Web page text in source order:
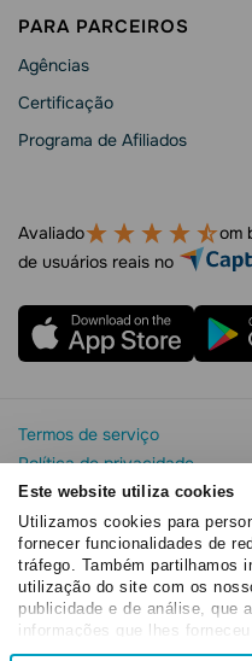
Este website utiliza cookies
Utilizamos cookies para
fornecer funcionalidades de
tráfego. Também partilhamos
utilização do site com os
publicidade e de análise, que
informações que lhes
sua utilização dos respetivos
Seleção
PARA PARCEIROS
Agências
Сertificação
Programa de Afiliados
Avaliado om
de usuários reais no
Termos de serviço
Política de privacidade
Segurança e privacidade da
Declaração de Cookie
Acordo de processamento de
Copyright© 2015 - 2026.
reservados